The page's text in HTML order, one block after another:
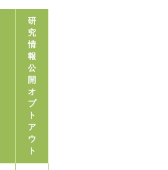
研
究
情
報
公
開
オ
プ
ト
ア
ウ
ト